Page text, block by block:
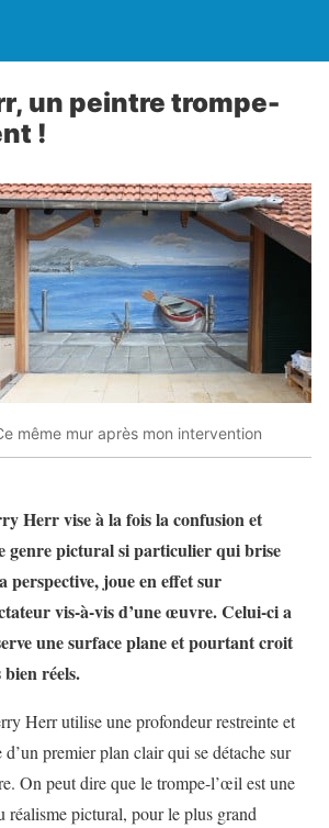
un peintre trompe-
!
même mur après mon intervention
Herr vise à la fois la confusion et
genre pictural si particulier qui brise
perspective, joue en effet sur
vis-à-vis d’une œuvre. Celui-ci a
une surface plane et pourtant croit
réels.
Herr utilise une profondeur restreinte et
d’un premier plan clair qui se détache sur
On peut dire que le trompe-l’œil est une
réalisme pictural, pour le plus grand